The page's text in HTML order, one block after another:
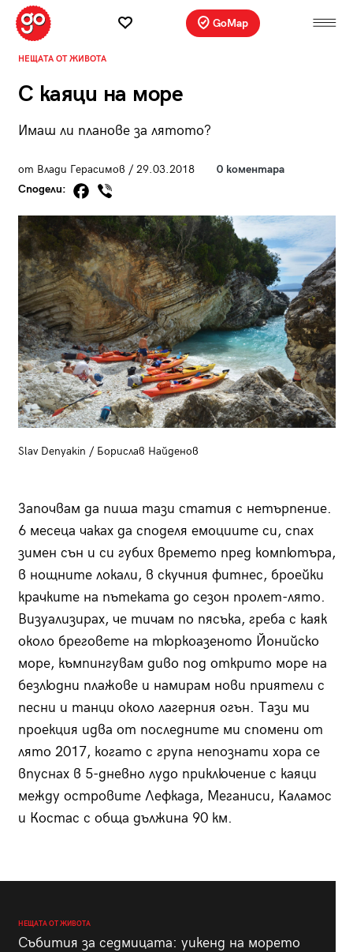
GoMap
НЕЩАТА ОТ ЖИВОТА
С каяци на море
Имаш ли планове за лятото?
от Влади Герасимов / 29.03.2018
0 коментара
Сподели:
Slav Denyakin / Борислав Найденов
Започвам да пиша тази статия с нетърпение.
6 месеца чаках да споделя емоциите си, спах
зимен сън и си губих времето пред компютъра,
в нощните локали, в скучния фитнес, броейки
крачките на пътеката до сезон пролет-лято.
Визуализирах, че тичам по пясъка, греба с каяк
около бреговете на тюркоазеното Йонийско
море, къмпингувам диво под открито море на
безлюдни плажове и намирам нови приятели с
песни и танци около лагерния огън. Тази ми
проекция идва от последните ми спомени от
лято 2017, когато с група непознати хора се
впуснах в 5-дневно лудо приключение с каяци
между островите Лефкада, Меганиси, Каламос
и Костас с обща дължина 90 км.
НЕЩАТА ОТ ЖИВОТА
Събития за седмицата: уикенд на морето